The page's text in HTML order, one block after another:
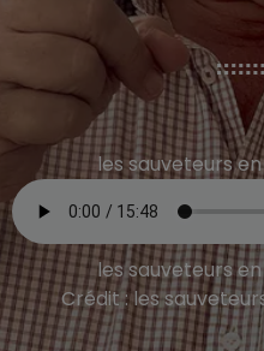
les sauveteurs
les sauveteurs
Crédit :les